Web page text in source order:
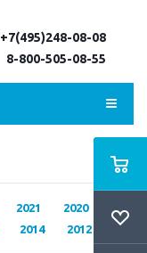
+7(495)248-08-08
8-800-505-08-55
2021
2020
2014 2012